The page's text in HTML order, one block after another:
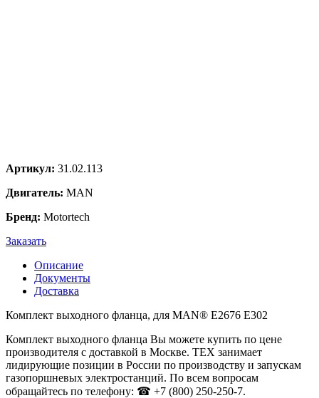
Артикул: 31.02.113
Двигатель: MAN
Бренд: Motortech
Заказать
Описание
Документы
Доставка
Комплект выходного фланца, для MAN® E2676 E302
Комплект выходного фланца Вы можете купить по цене
производителя с доставкой в Москве. ТЕХ занимает
лидирующие позиции в России по производству и запускам
газопоршневых электростанций. По всем вопросам
обращайтесь по телефону: ☎ +7 (800) 250-250-7.